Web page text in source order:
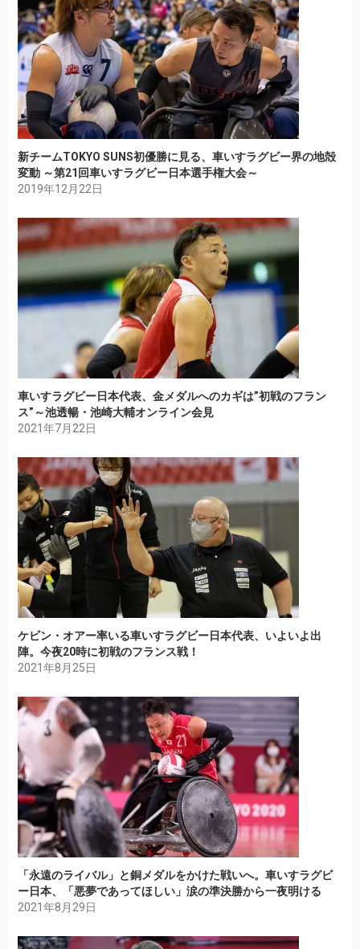
新チームTOKYO SUNS初優勝に見る、車いすラグビー界の地殻
変動 ～第21回車いすラグビー日本選手権大会～
2019年12月22日
車いすラグビー日本代表、金メダルへのカギは”初戦のフラン
ス”～池透暢・池崎大輔オンライン会見
2021年7月22日
ケビン・オアー率いる車いすラグビー日本代表、いよいよ出
陣。今夜20時に初戦のフランス戦！
2021年8月25日
「永遠のライバル」と銅メダルをかけた戦いへ。車いすラグビ
ー日本、「悪夢であってほしい」涙の準決勝から一夜明ける
2021年8月29日